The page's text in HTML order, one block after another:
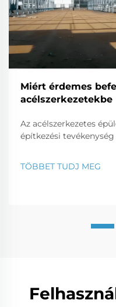
Miért érdemes
acélszerkezetekbe
Az acélszerkezetes
építkezési
lakóingatlanról. Ebben
miért számítanak az
TÖBBET TUDJ MEG